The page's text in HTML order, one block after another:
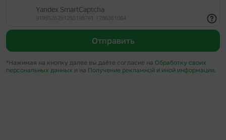
Отправить
*Нажимая на кнопку далее вы даёте согласие на Обработку своих
персональных данных и на Получение рекламной и иной информации.